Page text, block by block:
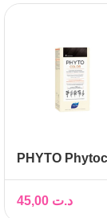
PHYTO
1 kit
د.ت